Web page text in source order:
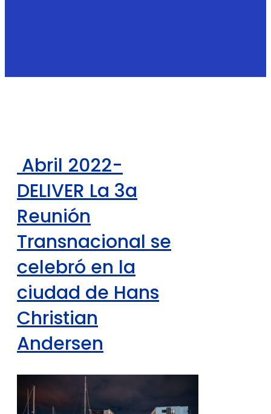
Abril 2022-
DELIVER La 3a
Reunión
Transnacional se
celebró en la
ciudad de Hans
Christian
Andersen